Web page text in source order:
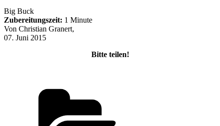
Big Buck
Zubereitungszeit: 1 Minute
Von Christian Granert,
07. Juni 2015
Bitte teilen!